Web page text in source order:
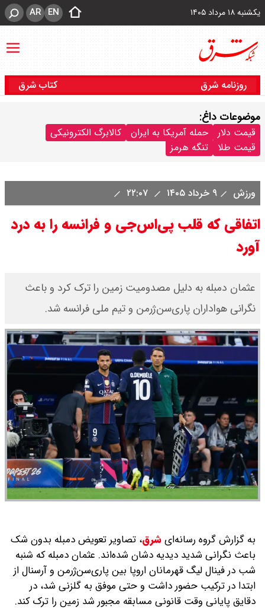
یکشنبه ۱۸ مرداد ۱۴۰۵ EN
AR
روزنامه شرق کتاب شرق
موضوعات داغ:
قیمت دلار حمله آمریکا به ایران
کالابرگ الکترونیکی
قیمت طلا
تنگه هرمز
ورزش ۹ خرداد ۱۴۰۵
اتفاقی که قلب پی‌اس‌جی و فرانسه را به درد
آورد
عثمان دمبله به دلیل مصدومیت زمین را ترک کرد و باعث
نگرانی هواداران پاری‌سن‌ژرمن و تیم ملی فرانسه شد.
به گزارش گروه رسانه‌ایشرق، تصاویر تعویض دمبله بدون شک
باعث نگرانی شدید دیدیه دشان شده‌اند. عثمان دمبله که شنبه
شب در فینال لیگ قهرمانان اروپا بین پاری‌سن‌ژرمن و آرسنال از
ابتدا در ترکیب حضور داشت و حتی موفق به گلزنی شد، در
دقایق پایانی وقت قانونی مسابقه مجبور شد زمین را ترک کند.